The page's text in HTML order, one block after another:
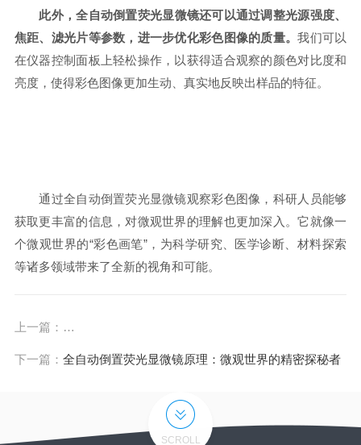
此外，全自动倒置荧光显微镜还可以通过调整光源强度、
焦距、滤光片等参数，进一步优化彩色图像的质量。我们可以
在仪器控制面板上轻松操作，以获得适合观察的颜色对比度和
亮度，使得彩色图像更加生动、真实地反映出样品的特征。
通过全自动倒置荧光显微镜观察彩色图像，科研人员能够
获取更丰富的信息，对微观世界的理解也更加深入。它就像一
个微观世界的“彩色画笔”，为科学研究、医学诊断、材料探索
等诸多领域带来了全新的视角和可能。
上一篇：
探秘全玻片显微扫描系统原理：微观世界的“高清相机”
下一篇： 全自动倒置荧光显微镜原理：微观世界的精密探秘者
SCROLL